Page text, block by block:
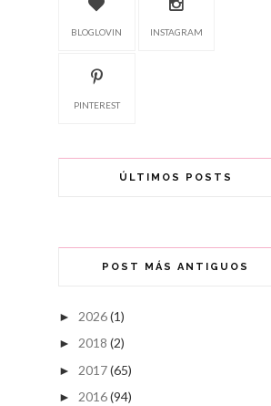
BLOGLOVIN INSTAGRAM
PINTEREST
ÚLTIMOS POSTS
POST MÁS ANTIGUOS
► 2026(1)
► 2018 (2)
► 2017(65)
► 2016(94)